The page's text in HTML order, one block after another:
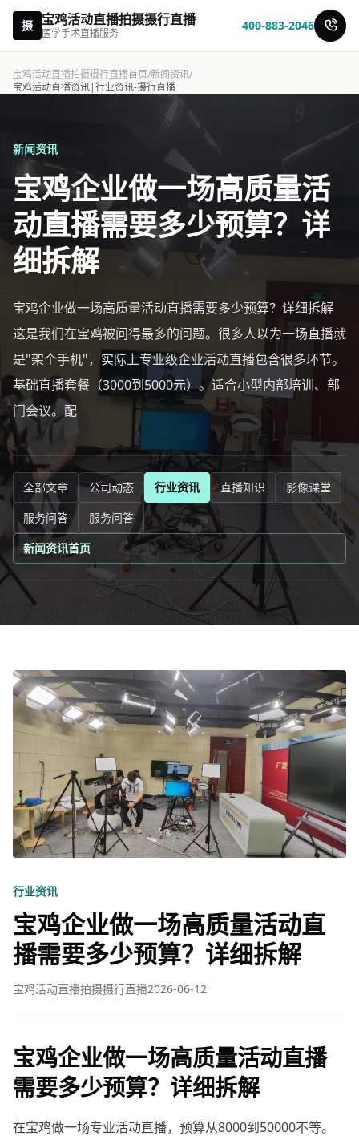
摄 宝鸡活动直播拍摄摄行直播
医学手术直播服务
400-883-2046
宝鸡活动直播拍摄摄行直播首页/新闻资讯/
宝鸡活动直播资讯|行业资讯-摄行直播
新闻资讯
宝鸡企业做一场高质量活
动直播需要多少预算？详
细拆解
宝鸡企业做一场高质量活动直播需要多少预算？详细拆解
这是我们在宝鸡被问得最多的问题。很多人以为一场直播就
是"架个手机"，实际上专业级企业活动直播包含很多环节。
基础直播套餐（3000到5000元）。适合小型内部培训、部
门会议。配
全部文章 公司动态 行业资讯 直播知识
影像课堂
服务问答
服务问答
新闻资讯首页
行业资讯
宝鸡企业做一场高质量活动直
播需要多少预算？详细拆解
宝鸡活动直播拍摄摄行直播2026-06-12
宝鸡企业做一场高质量活动直播
需要多少预算？详细拆解
在宝鸡做一场专业活动直播，预算从8000到50000不等。